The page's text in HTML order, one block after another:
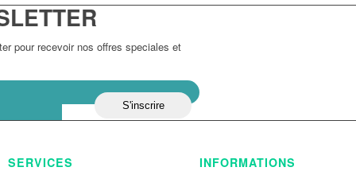
pour recevoir nos offres speciales et
SERVICES INFORMATIONS